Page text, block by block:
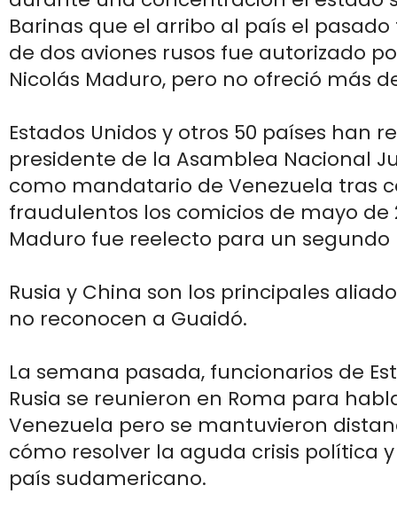
Barinas que el arribo al país el
de dos aviones rusos fue autorizado
Nicolás Maduro, pero no ofreció más
Estados Unidos y otros 50 países han
presidente de la Asamblea Nacional
como mandatario de Venezuela tras
fraudulentos los comicios de mayo de
Maduro fue reelecto para un
Rusia y China son los principales
no reconocen a Guaidó.
La semana pasada, funcionarios de
Rusia se reunieron en Roma para
Venezuela pero se mantuvieron
cómo resolver la aguda crisis política
país sudamericano.